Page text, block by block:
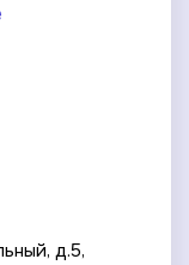
д.5,